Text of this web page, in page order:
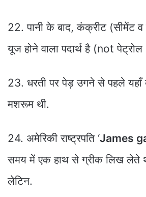
22. पानी के बाद, कंक्रीट (सीमेंट व
यूज होने वाला पदार्थ है (not
23. धरती पर पेड़ उगने से पहले यहाँ
मशरूम थी.
24. अमेरिकी राष्ट्रपति ‘James
समय में एक हाथ से ग्रीक लिख
लेटिन.